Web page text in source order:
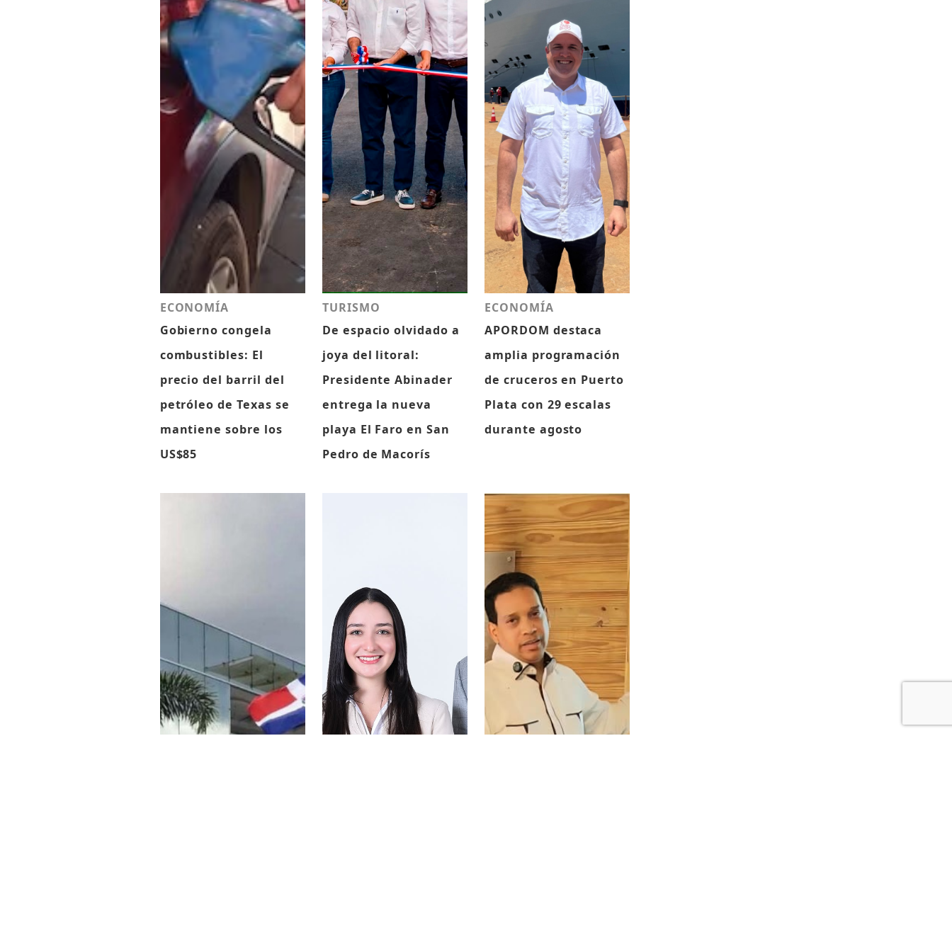
ECONOMÍA
Gobierno congela
combustibles: El
precio del barril del
petróleo de Texas se
mantiene sobre los
US$85
TURISMO
De espacio olvidado a
joya del litoral:
Presidente Abinader
entrega la nueva
playa El Faro en San
Pedro de Macorís
ECONOMÍA
APORDOM destaca
amplia programación
de cruceros en Puerto
Plata con 29 escalas
durante agosto